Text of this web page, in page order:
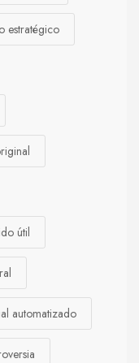
estratégico
útil
automatizado